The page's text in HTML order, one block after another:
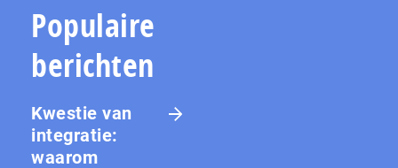
Populaire
berichten
Kwestie van
integratie:
waarom